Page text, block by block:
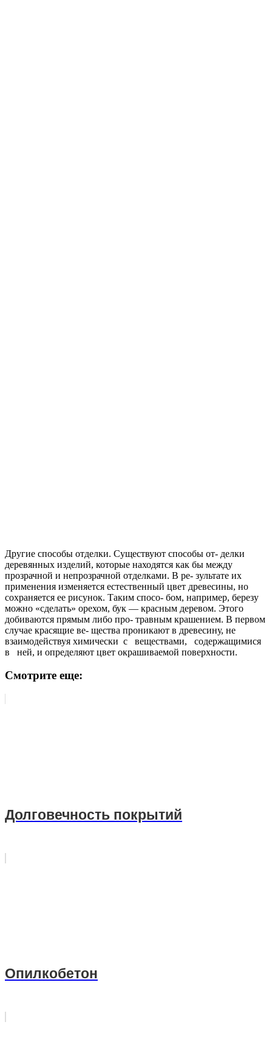
Другие способы отделки. Существуют способы от- делки
деревянных изделий, которые находятся как бы между
прозрачной и непрозрачной отделками. В ре- зультате их
применения изменяется естественный цвет древесины, но
сохраняется ее рисунок. Таким спосо- бом, например, березу
можно «сделать» орехом, бук — красным деревом. Этого
добиваются прямым либо про- травным крашением. В первом
случае красящие ве- щества проникают в древесину, не
взаимодействуя химически с веществами, содержащимися
в ней, и определяют цвет окрашиваемой поверхности.
Смотрите еще:
Долговечность покрытий
Опилкобетон